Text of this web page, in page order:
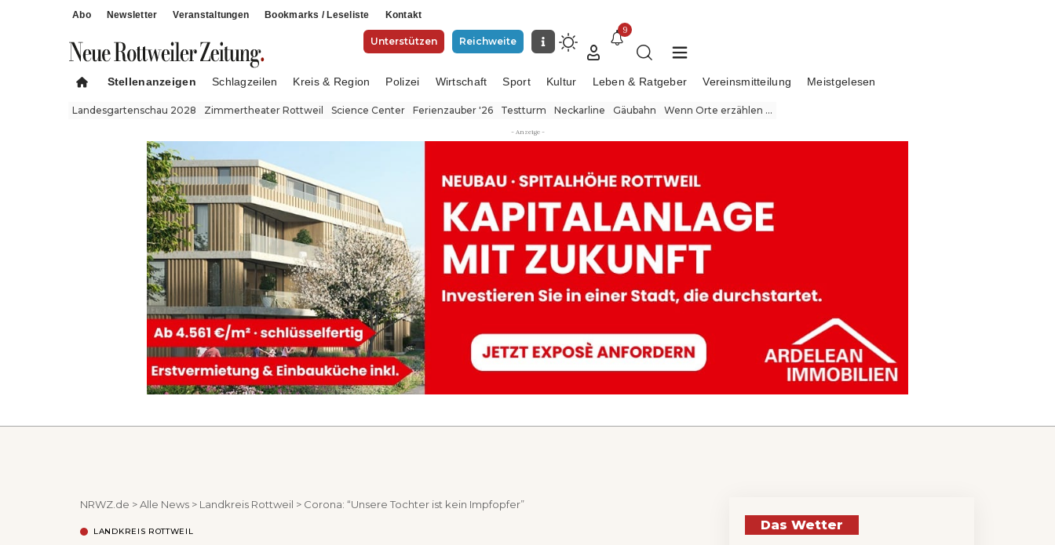
Abo Newsletter Veranstaltungen Bookmarks / Leseliste Kontakt
Unterstützen Reichweite
9
Stellenanzeigen Schlagzeilen Kreis & Region Polizei Wirtschaft Sport Kultur Leben & Ratgeber Vereinsmitteilung Meistgelesen
Landesgartenschau 2028 Zimmertheater Rottweil Science Center Ferienzauber '26 Testturm Neckarline Gäubahn Wenn Orte erzählen ...
- Anzeige -
NRWZ.de >Alle News > Landkreis Rottweil > Corona: “Unsere Tochter ist kein Impfopfer”
LANDKREIS ROTTWEIL Das Wetter